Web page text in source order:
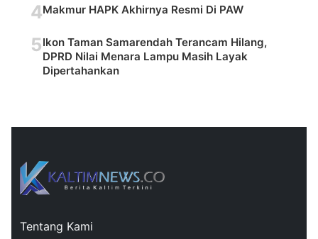
4Makmur HAPK Akhirnya Resmi Di PAW
5Ikon Taman Samarendah Terancam Hilang,
DPRD Nilai Menara Lampu Masih Layak
Dipertahankan
Tentang Kami